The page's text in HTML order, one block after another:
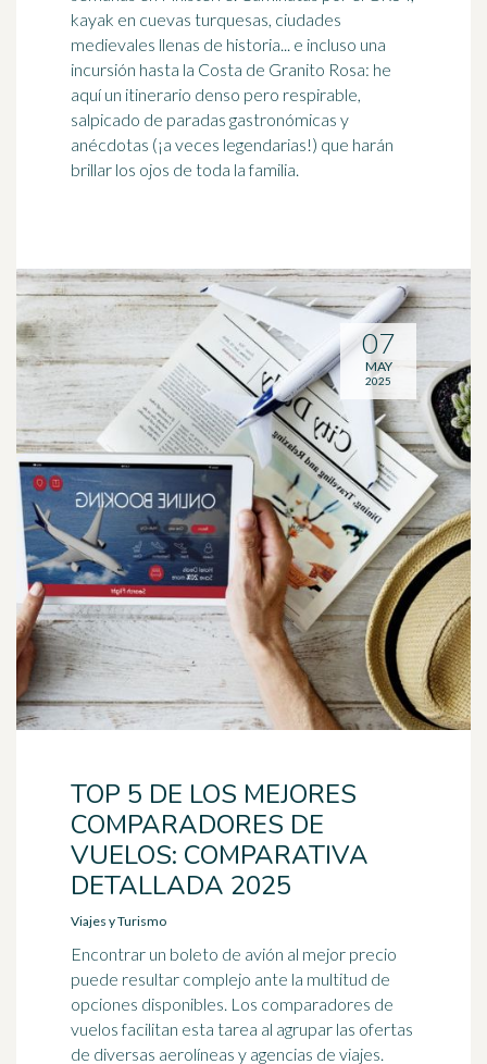
kayak en cuevas turquesas, ciudades
medievales llenas de historia... e incluso una
incursión hasta la Costa de Granito Rosa: he
aquí un itinerario denso pero respirable,
salpicado de paradas gastronómicas y
anécdotas (¡a veces legendarias!) que harán
brillar los ojos de toda la familia.
TOP 5 DE LOS MEJORES
COMPARADORES DE
VUELOS: COMPARATIVA
DETALLADA 2025
Viajes y Turismo
Encontrar un boleto de avión al mejor precio
puede resultar complejo ante la multitud de
opciones disponibles. Los comparadores de
vuelos facilitan esta tarea al agrupar las ofertas
de diversas aerolíneas y agencias de viajes.
07
MAY
2025